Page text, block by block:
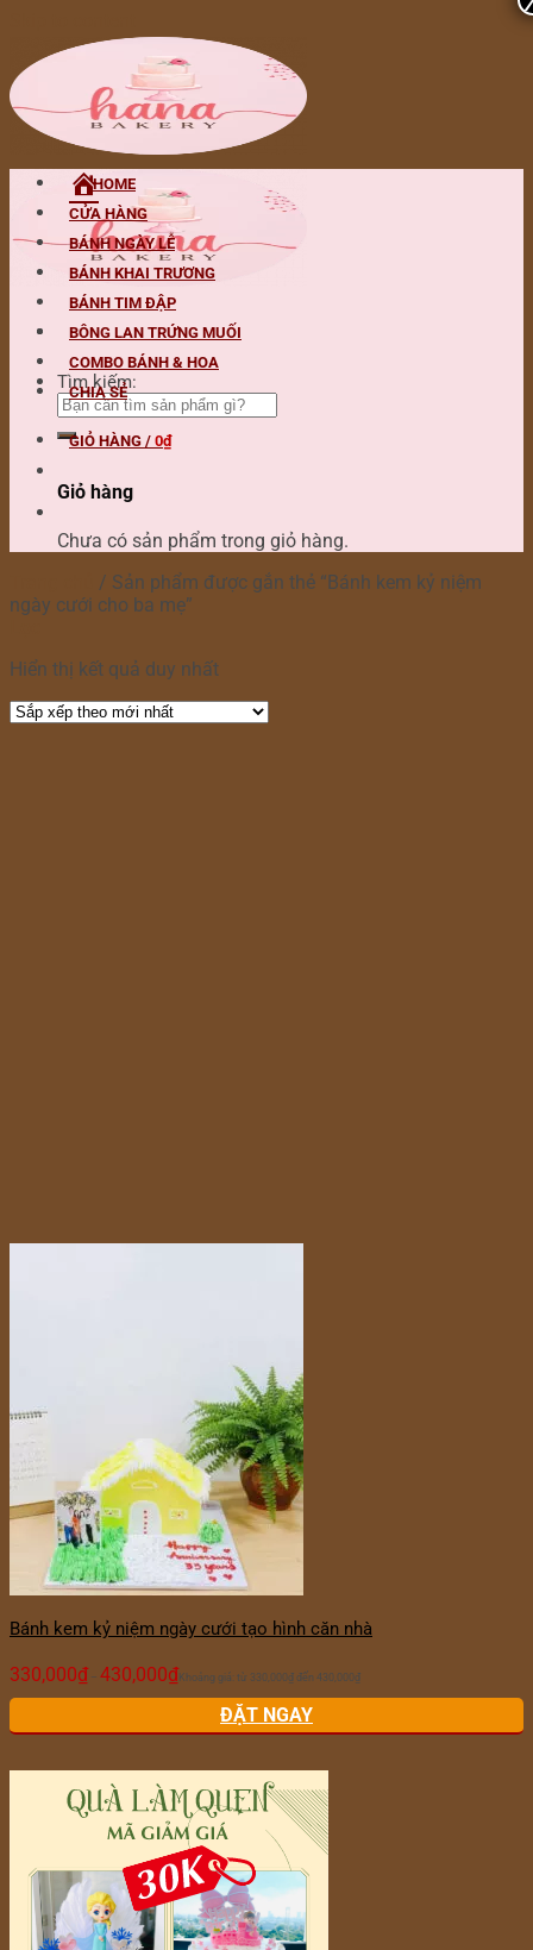
Tìm kiếm:
HOME
CỬA HÀNG
BÁNH NGÀY LỄ
BÁNH KHAI TRƯƠNG
BÁNH TIM ĐẬP
BÔNG LAN TRỨNG MUỐI
COMBO BÁNH & HOA
CHIA SẺ
GIỎ HÀNG / 0₫
Giỏ hàng
Chưa có sản phẩm trong giỏ hàng.
/ Sản phẩm được gắn thẻ “Bánh kem kỷ niệm
ngày cưới cho ba mẹ”
Hiển thị kết quả duy nhất
Bánh kem kỷ niệm ngày cưới tạo hình căn nhà
330,000₫ – 430,000₫ Khoảng giá: từ 330,000₫ đến 430,000₫
ĐẶT NGAY